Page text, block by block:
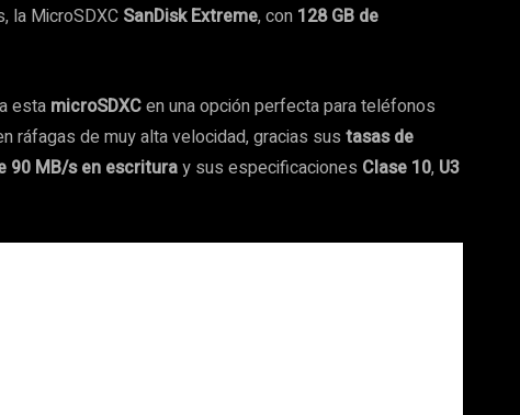
la MicroSDXC SanDisk Extreme, con 128 GB de
esta microSDXCen una opción perfecta para teléfonos
ráfagas de muy alta velocidad, gracias sus tasas de
90 MB/s en escrituray sus especificaciones Clase 10, U3